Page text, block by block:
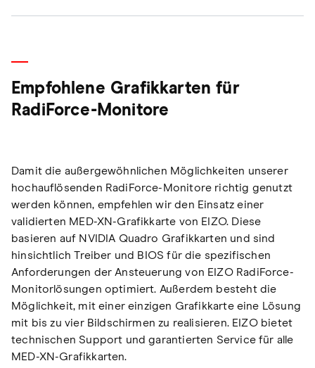
Empfohlene Grafikkarten für
RadiForce-Monitore
Damit die außergewöhnlichen Möglichkeiten unserer
hochauflösenden RadiForce-Monitore richtig genutzt
werden können, empfehlen wir den Einsatz einer
validierten MED-XN-Grafikkarte von EIZO. Diese
basieren auf NVIDIA Quadro Grafikkarten und sind
hinsichtlich Treiber und BIOS für die spezifischen
Anforderungen der Ansteuerung von EIZO RadiForce-
Monitorlösungen optimiert. Außerdem besteht die
Möglichkeit, mit einer einzigen Grafikkarte eine Lösung
mit bis zu vier Bildschirmen zu realisieren. EIZO bietet
technischen Support und garantierten Service für alle
MED-XN-Grafikkarten.